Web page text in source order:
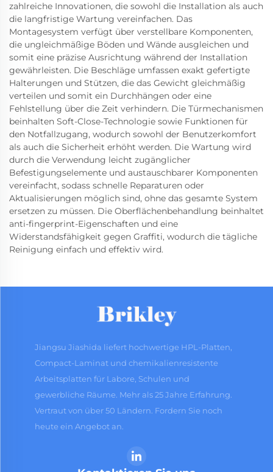
zahlreiche Innovationen, die sowohl die Installation als auch
die langfristige Wartung vereinfachen. Das
Montagesystem verfügt über verstellbare Komponenten,
die ungleichmäßige Böden und Wände ausgleichen und
somit eine präzise Ausrichtung während der Installation
gewährleisten. Die Beschläge umfassen exakt gefertigte
Halterungen und Stützen, die das Gewicht gleichmäßig
verteilen und somit ein Durchhängen oder eine
Fehlstellung über die Zeit verhindern. Die Türmechanismen
beinhalten Soft-Close-Technologie sowie Funktionen für
den Notfallzugang, wodurch sowohl der Benutzerkomfort
als auch die Sicherheit erhöht werden. Die Wartung wird
durch die Verwendung leicht zugänglicher
Befestigungselemente und austauschbarer Komponenten
vereinfacht, sodass schnelle Reparaturen oder
Aktualisierungen möglich sind, ohne das gesamte System
ersetzen zu müssen. Die Oberflächenbehandlung beinhaltet
anti-fingerprint-Eigenschaften und eine
Widerstandsfähigkeit gegen Graffiti, wodurch die tägliche
Reinigung einfach und effektiv wird.
Jiangsu Jiashida liefert hochwertige HPL-Platten,
Compact-Laminat und chemikalienresistente
Arbeitsplatten für Labore, Schulen und
gewerbliche Räume. Mehr als 25 Jahre Erfahrung.
Vertraut von über 50 Ländern. Fordern Sie noch
heute ein Angebot an.